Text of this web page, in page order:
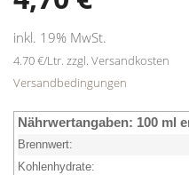
inkl. 19% MwSt.
4.70 €/Ltr. zzgl. Versandkosten
Versandbedingungen
Nährwertangaben: 100 ml
Brennwert:
Kohlenhydrate: